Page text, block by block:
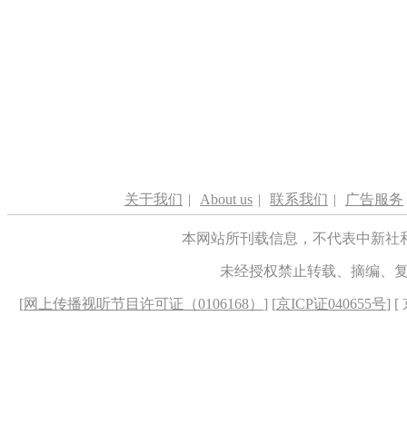
关于我们 | About us | 联系我们 | 广告服务
本网站所刊载信息，不代表中新
未经授权禁止转载、摘编、
[网上传播视听节目许可证（0106168） ] [京ICP证040655号] [